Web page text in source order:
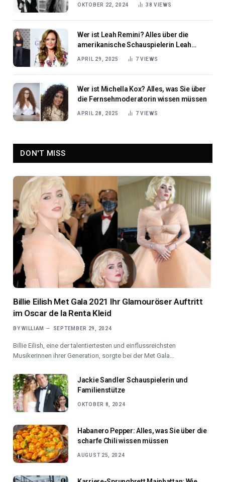
OKTOBER 22, 2024 38VIEWS
Wer ist Leah Remini? Alles über die
amerikanische Schauspielerin Leah
APRIL 29, 2025 7 VIEWS
Wer ist Michella Kox? Alles, was Sie über
die Fernsehmoderatorin wissen müssen
APRIL 28, 2025 7 VIEWS
DON'T MISS
Billie Eilish Met Gala 2021 Ihr Glamouröser Auftritt
im Oscar de la Renta Kleid
BY WILLIAM SEPTEMBER 29, 2024
Billie Eilish, eine der talentiertesten und einflussreichsten
Musikerinnen ihrer Generation, sorgte bei der Met Gala…
Jackie Sandler Schauspielerin und
Familienstütze
OKTOBER 8, 2024
Habanero Pepper: Alles, was Sie über die
scharfe Chili wissen müssen
AUGUST 25, 2024